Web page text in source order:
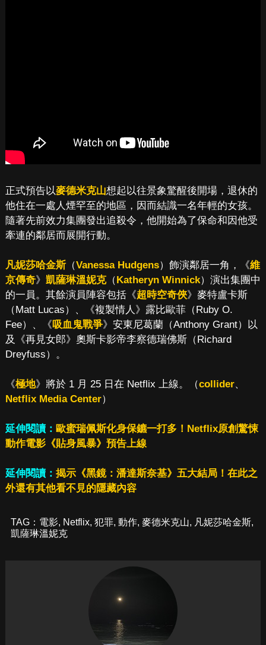
正式預告以麥德米克山想起以往景象驚醒後開場，退休的
他住在一處人煙罕至的地區，因而結識一名年輕的女孩。
隨著先前效力集團發出追殺令，他開始為了保命和因他受
牽連的鄰居而展開行動。
凡妮莎哈金斯（Vanessa Hudgens）飾演鄰居一角，《維
京傳奇》 凱薩琳溫妮克（Katheryn Winnick）演出集團中
的一員。其餘演員陣容包括《超時空奇俠》麥特盧卡斯
（Matt Lucas）、《複製情人》露比歐菲（Ruby O.
Fee）、《吸血鬼戰爭》安東尼葛蘭（Anthony Grant）以
及《再見女郎》奧斯卡影帝李察德瑞佛斯（Richard
Dreyfuss）。
《極地》將於 1 月 25 日在 Netflix 上線。（collider、
Netflix Media Center）
延伸閱讀： 歐蜜瑞佩斯化身保鑣一打多！Netflix原創驚悚
動作電影《貼身風暴》預告上線
延伸閱讀： 揭示《黑鏡：潘達斯奈基》五大結局！在此之
外還有其他看不見的隱藏內容
TAG： 電影, Netflix, 犯罪, 動作, 麥德米克山, 凡妮莎哈金斯,
凱薩琳溫妮克